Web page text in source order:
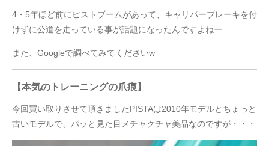
4・5年ほど前にピストブームがあって、キャリパーブレーキを付
けずに公道を走っている事が話題になったんですよねー
また、Googleで調べてみてくださいw
【本気のトレーニングの爪痕】
今回買い取りさせて頂きましたPISTAは2010年モデルとちょっと
古いモデルで、パッと見た目メチャクチャ美品なのですが・・・